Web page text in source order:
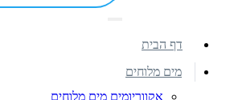
דף הבית
מים מלוחים
אקווריומים מים מלוחים